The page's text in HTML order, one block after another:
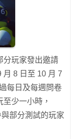
分玩家發出邀請
月 8 日至 10 月 7
每日及每週問卷
少一小時，
部分測試的玩家